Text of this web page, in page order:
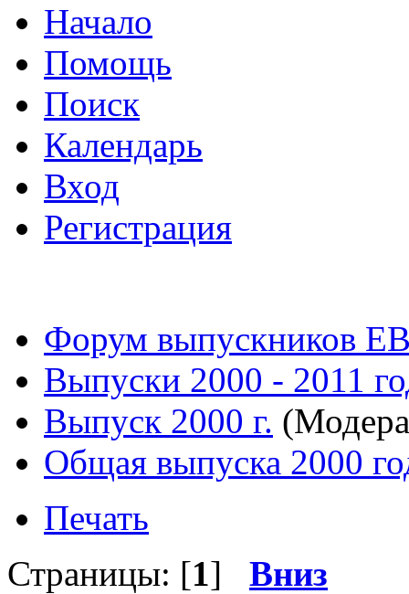
Начало
Помощь
Поиск
Календарь
Вход
Регистрация
Форум выпускников
Выпуски 2000 - 2011
Выпуск 2000 г.
Общая выпуска 2000
Печать
Страницы: [1] Вниз